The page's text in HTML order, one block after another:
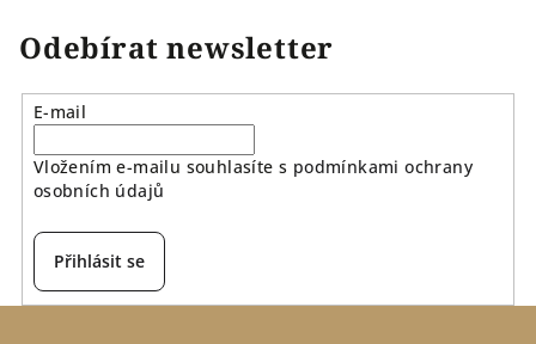
Odebírat newsletter
E-mail
Vložením e-mailu souhlasíte s podmínkami ochrany
osobních údajů
Přihlásit se